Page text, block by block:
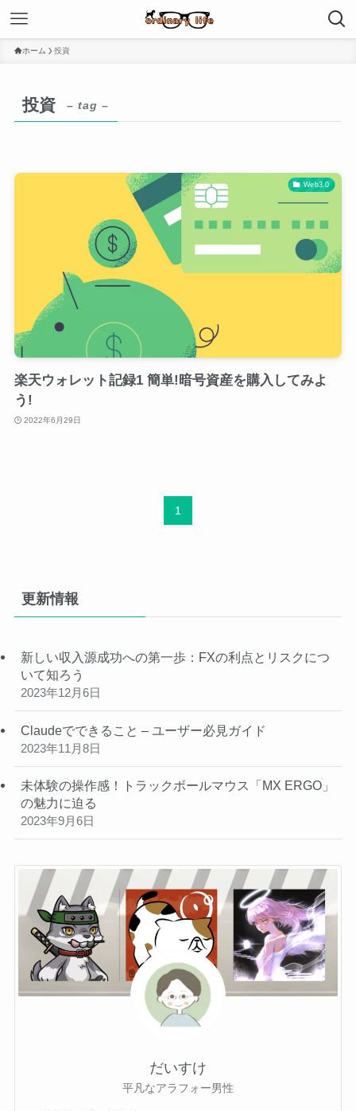
ホーム 投資
投資 – tag –
Web3.0
楽天ウォレット記録1 簡単!暗号資産を購入してみよ
う!
2022年6月29日
1
更新情報
新しい収入源成功への第一歩：FXの利点とリスクにつ
いて知ろう
2023年12月6日
Claudeでできること – ユーザー必見ガイド
2023年11月8日
未体験の操作感！トラックボールマウス「MX ERGO」
の魅力に迫る
2023年9月6日
だいすけ
平凡なアラフォー男性